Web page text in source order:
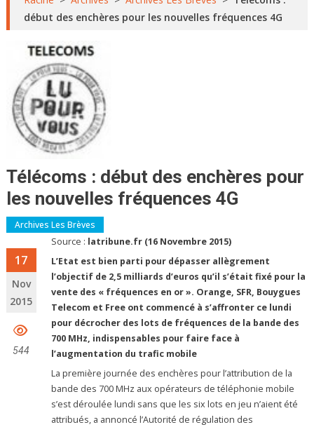
début des enchères pour les nouvelles fréquences 4G
Télécoms : début des enchères pour
les nouvelles fréquences 4G
Archives Les Brèves
17
Nov
2015
544
Source : latribune.fr (16 Novembre 2015)
L’Etat est bien parti pour dépasser allègrement
l’objectif de 2,5 milliards d’euros qu’il s’était fixé pour la
vente des « fréquences en or ». Orange, SFR, Bouygues
Telecom et Free ont commencé à s’affronter ce lundi
pour décrocher des lots de fréquences de la bande des
700 MHz, indispensables pour faire face à
l’augmentation du trafic mobile
La première journée des enchères pour l’attribution de la
bande des 700 MHz aux opérateurs de téléphonie mobile
s’est déroulée lundi sans que les six lots en jeu n’aient été
attribués, a annoncé l’Autorité de régulation des